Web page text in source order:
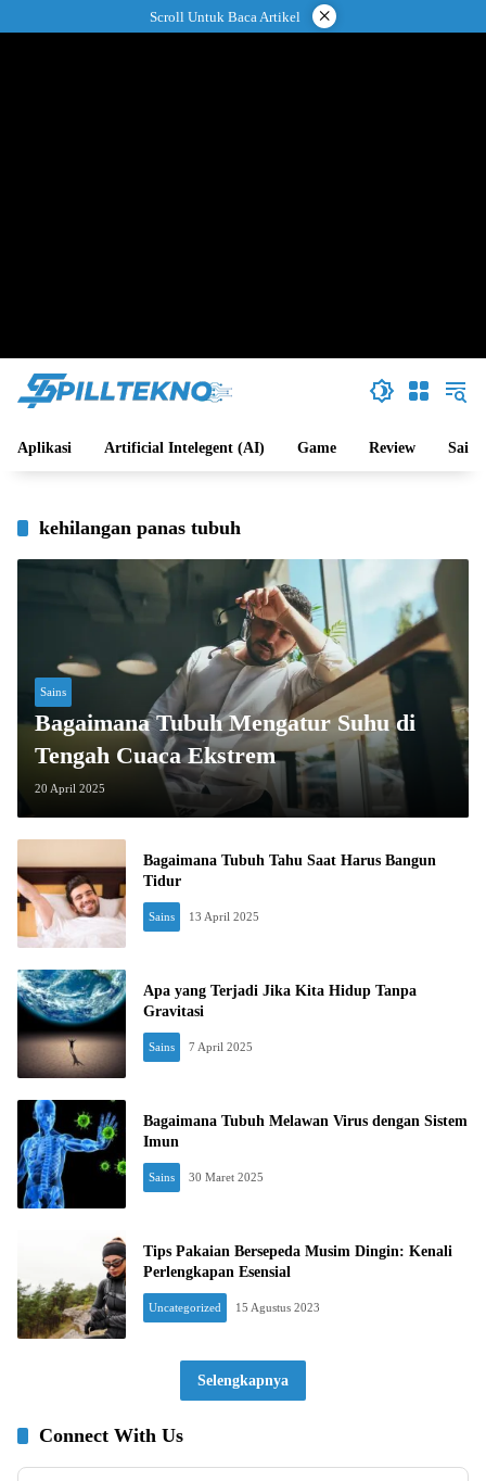
ke
Scroll Untuk Baca Artikel ×
Aplikasi Artificial Intelegent (AI) Game Review Sains
kehilangan panas tubuh
Sains
Bagaimana Tubuh Mengatur Suhu di
Tengah Cuaca Ekstrem
20 April 2025
Bagaimana Tubuh Tahu Saat Harus Bangun
Tidur
Sains 13 April 2025
Apa yang Terjadi Jika Kita Hidup Tanpa
Gravitasi
Sains 7 April 2025
Bagaimana Tubuh Melawan Virus dengan Sistem
Imun
Sains 30 Maret 2025
Tips Pakaian Bersepeda Musim Dingin: Kenali
Perlengkapan Esensial
Uncategorized 15 Agustus 2023
Selengkapnya
Connect With Us